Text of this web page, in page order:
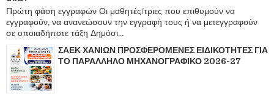
Πρώτη φάση εγγραφών Οι μαθητές/τριες που επιθυμούν να
εγγραφούν, να ανανεώσουν την εγγραφή τους ή να μετεγγραφούν
σε οποιαδήποτε τάξη Δημόσι...
ΣΑΕΚ ΧΑΝΙΩΝ ΠΡΟΣΦΕΡΟΜΕΝΕΣ ΕΙΔΙΚΟΤΗΤΕΣ ΓΙΑ
ΤΟ ΠΑΡΑΛΛΗΛΟ ΜΗΧΑΝΟΓΡΑΦΙΚΟ 2026-27